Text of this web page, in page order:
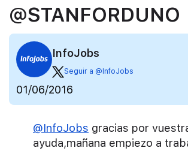
@STANFORDUNO
InfoJobs
Seguir a @InfoJobs
01/06/2016
@InfoJobs gracias por
ayuda,mañana empiezo a